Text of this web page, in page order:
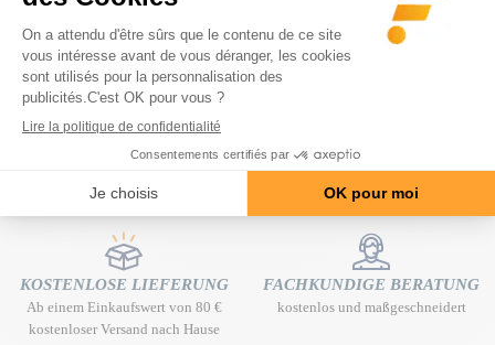
FAQ-Bereich
Finden Sie schnell Ihre Antwort in der
Häufig
gestellte Fragen.
KOSTENLOSE LIEFERUNG
Ab einem Einkaufswert von 80 €
kostenloser Versand nach Hause
FACHKUNDIGE BERATUNG
kostenlos und maßgeschneidert